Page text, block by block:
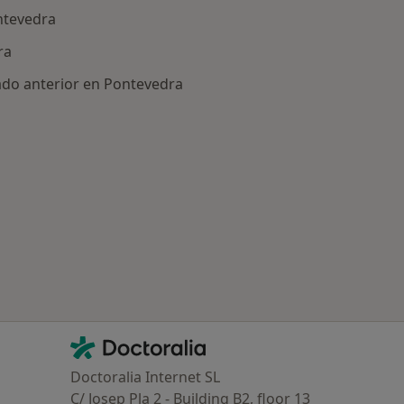
anterior en Pontevedra
Contacto
Doctoralia - Página de inicio
Doctoralia Internet SL
C/ Josep Pla 2 - Building B2, floor 13